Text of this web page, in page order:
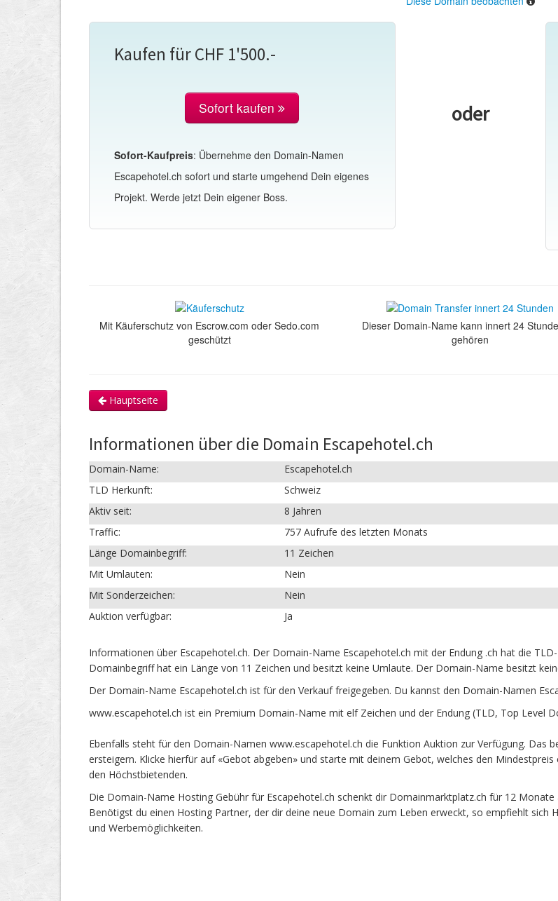
Kaufen für CHF 1'500.-
Sofort kaufen
Sofort-Kaufpreis: Übernehme den Domain-Namen
Escapehotel.ch sofort und starte umgehend Dein eigenes
Projekt. Werde jetzt Dein eigener Boss.
oder
Mit Käuferschutz von Escrow.com oder Sedo.com
geschützt
Dieser Domain-Name kann innert 24
gehören
Hauptseite
Informationen über die Domain Escapehotel.ch
Domain-Name:
Escapehotel.ch
TLD Herkunft:
Schweiz
Aktiv seit:
8 Jahren
Traffic:
757 Aufrufe des letzten Monats
Länge Domainbegriff:
11 Zeichen
Mit Umlauten:
Nein
Mit Sonderzeichen:
Nein
Auktion verfügbar:
Ja
Informationen über Escapehotel.ch. Der Domain-Name Escapehotel.ch mit der Endung .ch hat die
Domainbegriff hat ein Länge von 11 Zeichen und besitzt keine Umlaute. Der Domain-Name besitzt
Der Domain-Name Escapehotel.ch ist für den Verkauf freigegeben. Du kannst den Domain-Namen
www.escapehotel.ch ist ein Premium Domain-Name mit elf Zeichen und der Endung (TLD, Top Level
Ebenfalls steht für den Domain-Namen www.escapehotel.ch die Funktion Auktion zur Verfügung. Das
ersteigern. Klicke hierfür auf «Gebot abgeben» und starte mit deinem Gebot, welches den
den Höchstbietenden.
Die Domain-Name Hosting Gebühr für Escapehotel.ch schenkt dir Domainmarktplatz.ch für 12
Benötigst du einen Hosting Partner, der dir deine neue Domain zum Leben erweckt, so empfiehlt sich
und Werbemöglichkeiten.